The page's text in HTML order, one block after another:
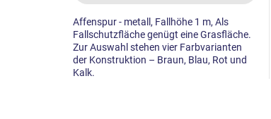
Affenspur - metall, Fallhöhe 1 m, Als
Fallschutzfläche genügt eine Grasfläche.
Zur Auswahl stehen vier Farbvarianten
der Konstruktion – Braun, Blau, Rot und
Kalk.